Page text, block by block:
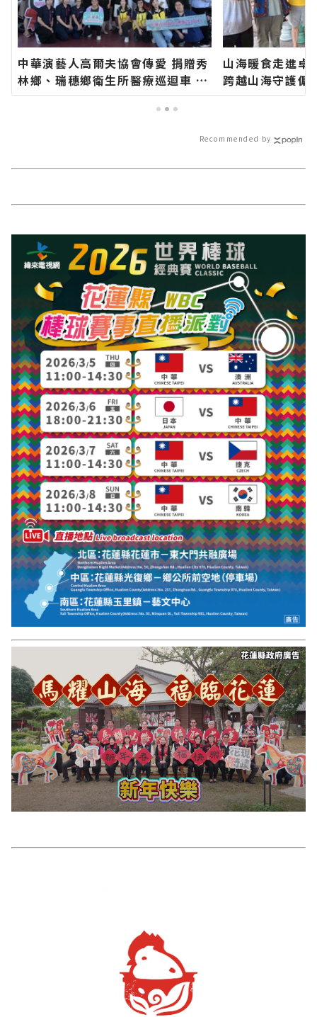
中華演藝人高爾夫協會傳愛 捐贈秀
林鄉、瑞穗鄉衛生所醫療巡迴車 縣
長代表花蓮鄉親表達感謝∣花蓮新
聞網官方網站各類新聞－最快速的
山海暖食走進
跨越山海守護
蓮新聞網官方網
Recommended by